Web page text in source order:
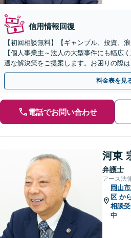
信用情報回復
【初回相談無料】【ギャンブル、投資、
【個人事業主～法人の大型事件にも幅広
適な解決策をご提案します。お困りの際
新たなスタートのために丁寧に支援いた
料金表を見
電話でお問い合わせ
河東
弁護士
アース法
岡山
区 か
相談
中